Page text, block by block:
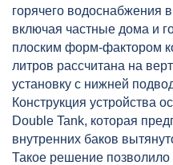
горячего водоснабжения
включая частные дома и
плоским форм-фактором
литров рассчитана на
установку с нижней
Конструкция устройства
Double Tank, которая
внутренних баков
Такое решение позволило